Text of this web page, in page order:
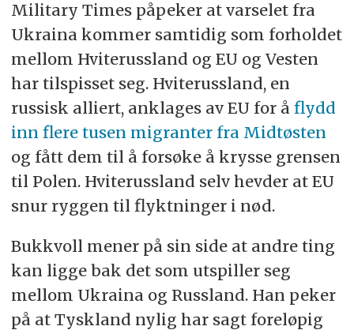
Military Times påpeker at varselet fra
Ukraina kommer samtidig som forholdet
mellom Hviterussland og EU og Vesten
har tilspisset seg. Hviterussland, en
russisk alliert, anklages av EU for å flydd
inn flere tusen migranter fra Midtøsten
og fått dem til å forsøke å krysse grensen
til Polen. Hviterussland selv hevder at EU
snur ryggen til flyktninger i nød.
Bukkvoll mener på sin side at andre ting
kan ligge bak det som utspiller seg
mellom Ukraina og Russland. Han peker
på at Tyskland nylig har sagt foreløpig